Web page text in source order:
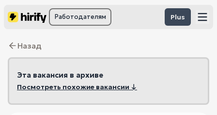
Работодателям Plus
Назад
Эта вакансия в архиве
Посмотреть похожие вакансии ↓